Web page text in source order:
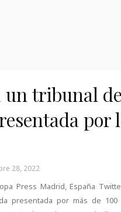
tribunal
por
28, 2022
Press Madrid, España
presentada por más de